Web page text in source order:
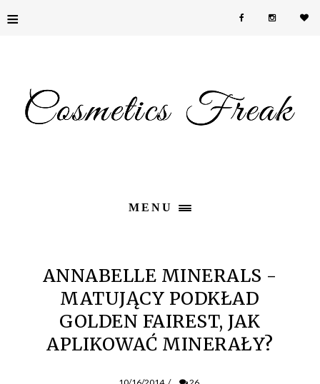
≡
MENU
ANNABELLE MINERALS -
MATUJĄCY PODKŁAD
GOLDEN FAIREST, JAK
APLIKOWAĆ MINERAŁY?